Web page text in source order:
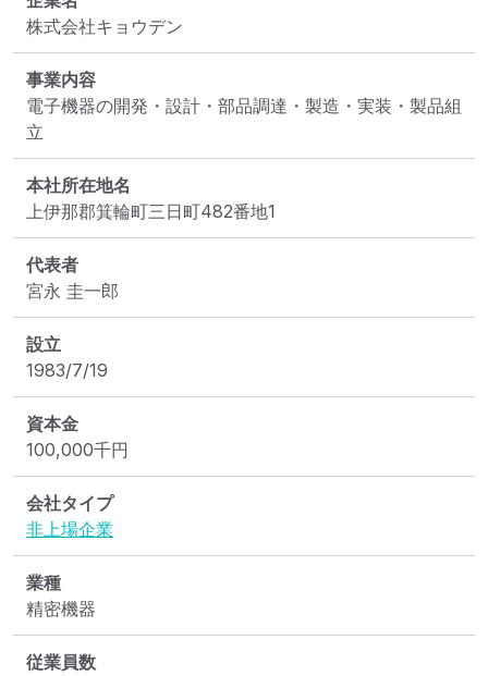
株式会社キョウデン
事業内容
電子機器の開発・設計・部品調達・製造・実装・製品組
立
本社所在地名
上伊那郡箕輪町三日町482番地1
代表者
宮永 圭一郎
設立
1983/7/19
資本金
100,000千円
会社タイプ
非上場企業
業種
精密機器
従業員数